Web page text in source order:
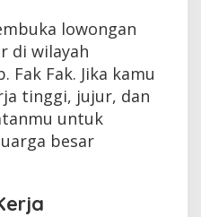
lowongan
di wilayah
Fak Fak. Jika kamu
tinggi, jujur, dan
untuk
besar